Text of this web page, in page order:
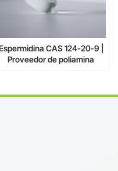
CAS 124-20-9 |
Proveedor de poliamina